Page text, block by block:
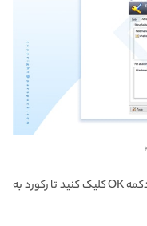
5- پس از تکمیل اطلاعات مورد نیاز بر روی دکمه OK کلیک کنید تا رکورد به